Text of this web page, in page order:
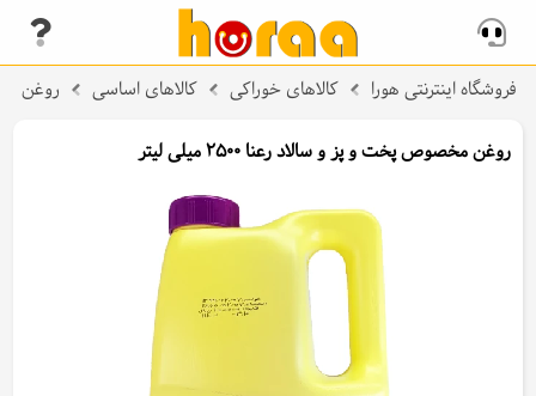
فروشگاه اینترنتی هورا کالاهای خوراکی کالاهای اساسی روغن
روغن مخصوص پخت و پز و سالاد رعنا 2500 میلی لیتر